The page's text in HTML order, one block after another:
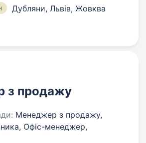
Дубляни, Львів, Жовква
з продажу
Менеджер з продажу,
Офіс-менеджер,